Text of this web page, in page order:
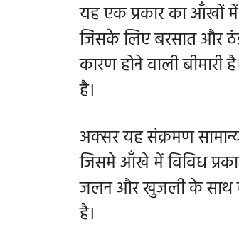
यह एक प्रकार का आँखों में
जिसके लिए बरसात और
कारण होने वाली
है।
अक्सर यह संक्रमण
जिसमे आँखे में विविध
जलन और खुजली के साथ
है।